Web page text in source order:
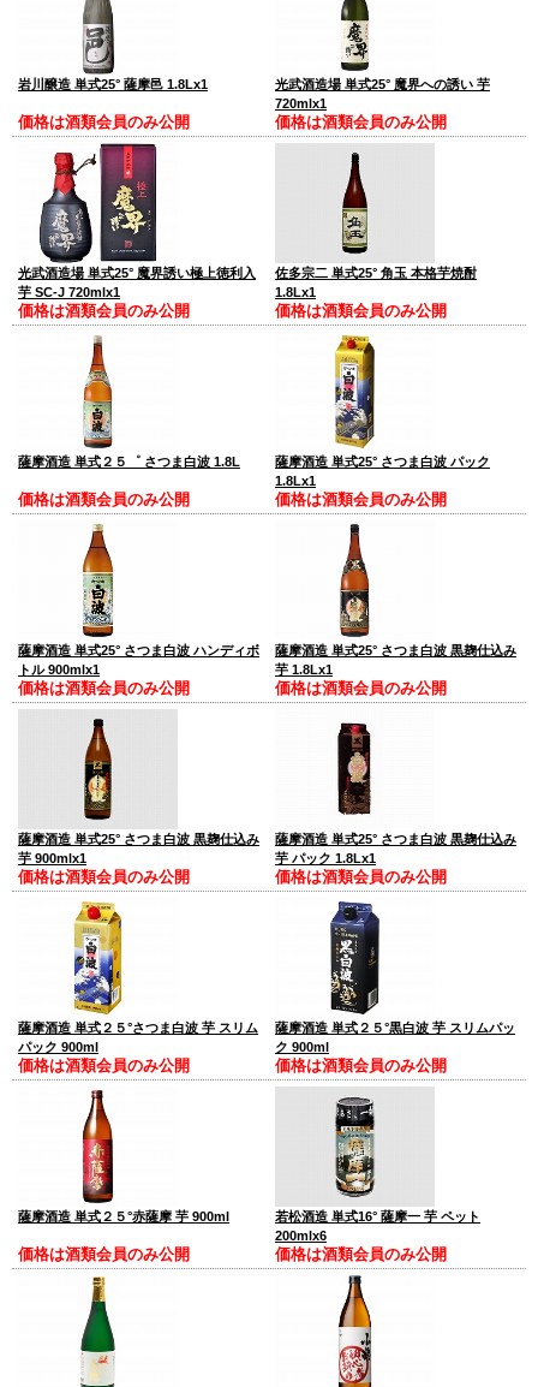
岩川醸造 単式25° 薩摩邑 1.8Lx1
価格は酒類会員のみ公開
光武酒造場 単式25° 魔界への誘い 芋
720mlx1
価格は酒類会員のみ公開
光武酒造場 単式25° 魔界誘い極上徳利入
芋 SC-J 720mlx1
価格は酒類会員のみ公開
佐多宗二 単式25° 角玉 本格芋焼酎
1.8Lx1
価格は酒類会員のみ公開
薩摩酒造 単式２５゜ さつま白波 1.8L
価格は酒類会員のみ公開
薩摩酒造 単式25° さつま白波 パック
1.8Lx1
価格は酒類会員のみ公開
薩摩酒造 単式25° さつま白波 ハンディボ
トル 900mlx1
価格は酒類会員のみ公開
薩摩酒造 単式25° さつま白波 黒麹仕込み
芋 1.8Lx1
価格は酒類会員のみ公開
薩摩酒造 単式25° さつま白波 黒麹仕込み
芋 900mlx1
価格は酒類会員のみ公開
薩摩酒造 単式25° さつま白波 黒麹仕込み
芋 パック 1.8Lx1
価格は酒類会員のみ公開
薩摩酒造 単式２５°さつま白波 芋 スリム
パック 900ml
価格は酒類会員のみ公開
薩摩酒造 単式２５°黒白波 芋 スリムパッ
ク 900ml
価格は酒類会員のみ公開
薩摩酒造 単式２５°赤薩摩 芋 900ml
価格は酒類会員のみ公開
若松酒造 単式16° 薩摩一 芋 ペット
200mlx6
価格は酒類会員のみ公開